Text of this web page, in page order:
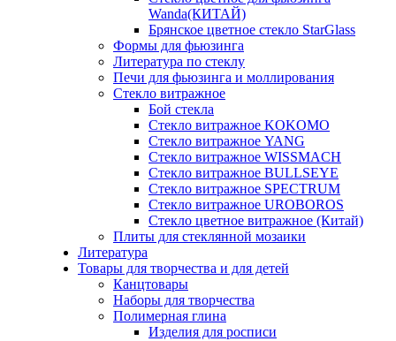
Wanda(КИТАЙ)
Брянское цветное стекло StarGlass
Формы для фьюзинга
Литература по стеклу
Печи для фьюзинга и моллирования
Стекло витражное
Бой стекла
Стекло витражное KOKOMO
Стекло витражное YANG
Стекло витражное WISSMACH
Стекло витражное BULLSEYE
Стекло витражное SPECTRUM
Стекло витражное UROBOROS
Стекло цветное витражное (Китай)
Плиты для стеклянной мозаики
Литература
Товары для творчества и для детей
Канцтовары
Наборы для творчества
Полимерная глина
Изделия для росписи